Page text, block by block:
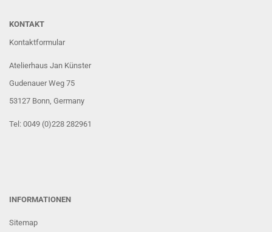
KONTAKT
Kontaktformular
Atelierhaus Jan Künster
Gudenauer Weg 75
53127 Bonn, Germany
Tel: 0049 (0)228 282961
INFORMATIONEN
Sitemap